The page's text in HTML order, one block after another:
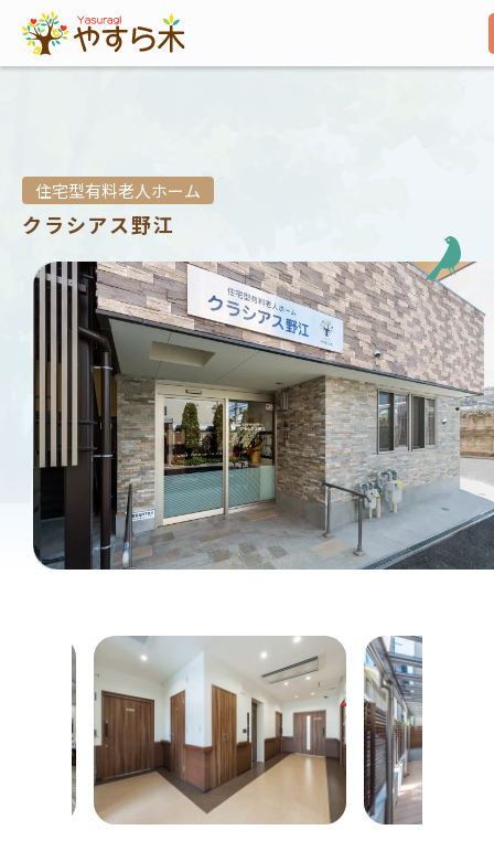
住宅型有料老人ホーム
クラシアス野江